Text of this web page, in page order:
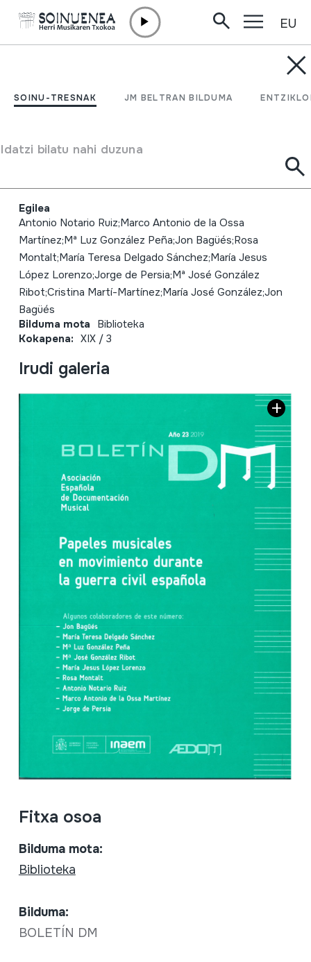
SOINU-TRESNAK JM BELTRAN BILDUMA
Idatzi bilatu nahi duzuna
EU
BOLETÍN DM Año 23
en movimiento durante la
Egilea
Antonio Notario Ruiz;Marco Antonio de la Ossa
Martínez;Mª Luz González Peña;Jon Bagüés;Rosa
Montalt;María Teresa Delgado Sánchez;María Jesus
López Lorenzo;Jorge de Persia;Mª José González
Ribot;Cristina Martí-Martínez;María José González;Jon
Bagüés
Bilduma mota Biblioteka
Kokapena: XIX / 3
Irudi galeria
Fitxa osoa
Bilduma mota:
Biblioteka
Bilduma:
BOLETÍN DM